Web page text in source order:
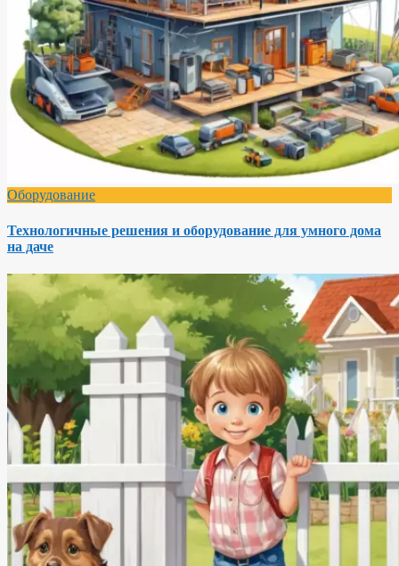
Оборудование
Технологичные решения и оборудование для умного дома
на даче